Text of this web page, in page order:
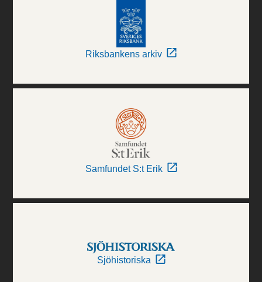
Riksbankens arkiv
Samfundet S:t Erik
Sjöhistoriska